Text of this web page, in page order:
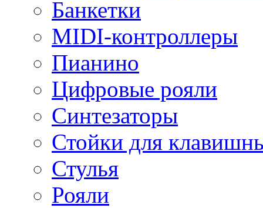
Банкетки
MIDI-контроллеры
Пианино
Цифровые рояли
Синтезаторы
Стойки для
Стулья
Рояли